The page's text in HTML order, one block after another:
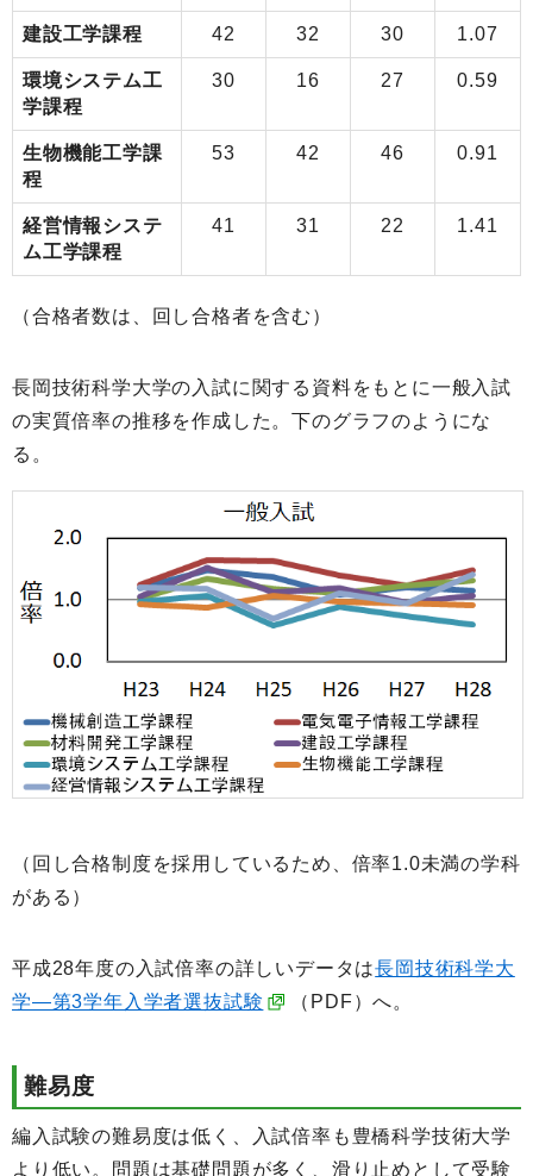
建設工学課程 42 32 30 1.07
環境システム工
学課程
30 16 27 0.59
生物機能工学課
程
53 42 46 0.91
経営情報システ
ム工学課程
41 31 22 1.41
（合格者数は、回し合格者を含む）
長岡技術科学大学の入試に関する資料をもとに一般入試
の実質倍率の推移を作成した。下のグラフのようにな
る。
（回し合格制度を採用しているため、倍率1.0未満の学科
がある）
平成28年度の入試倍率の詳しいデータは長岡技術科学大
学―第3学年入学者選抜試験
（PDF）へ。
難易度
編入試験の難易度は低く、入試倍率も豊橋科学技術大学
より低い。問題は基礎問題が多く、滑り止めとして受験